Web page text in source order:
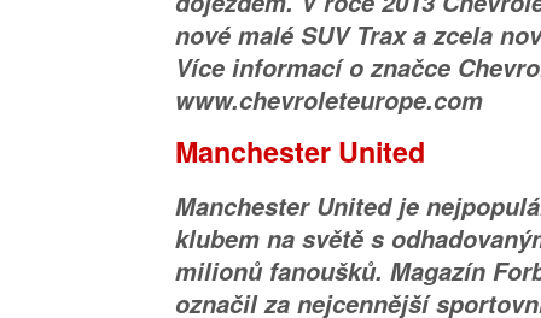
nové malé SUV Trax a zcela
Více informací o značce
www.chevroleteurope.com
Manchester United
Manchester United je
klubem na světě s
milionů fanoušků. Magazín
označil za nejcennější